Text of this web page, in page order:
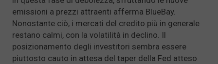
emissioni a prezzi attraenti afferma BlueBay.
Nonostante ciò, i mercati del credito più in generale
restano calmi, con la volatilità in declino. Il
posizionamento degli investitori sembra essere
piuttosto cauto in attesa del taper della Fed atteso